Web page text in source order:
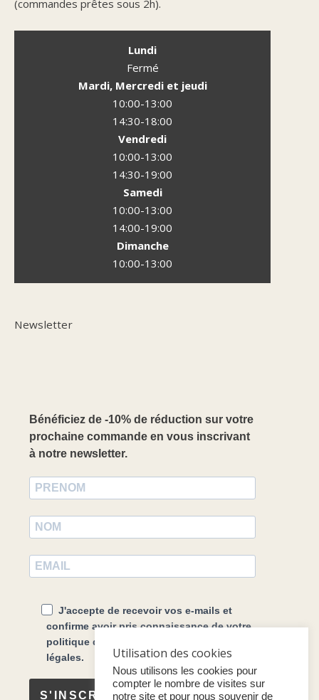
(commandes prêtes sous 2h).
Lundi
Fermé
Mardi, Mercredi et jeudi
10:00-13:00
14:30-18:00
Vendredi
10:00-13:00
14:30-19:00
Samedi
10:00-13:00
14:00-19:00
Dimanche
10:00-13:00
Newsletter
Bénéficiez de -10% de réduction sur votre
prochaine commande en vous inscrivant
à notre newsletter.
J'accepte de recevoir vos e-mails et
confirme avoir pris connaissance de votre
politique de confidentialité et mentions
légales.
S'INSCRIRE
Utilisation des cookies
Nous utilisons les cookies pour
compter le nombre de visites sur
notre site et pour nous souvenir de